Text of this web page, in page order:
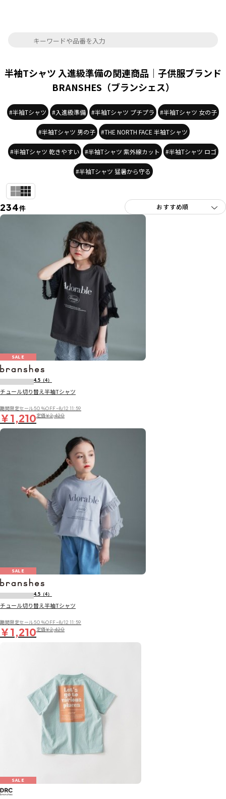
半袖Tシャツ 入進級準備の関連商品｜子供服ブランド
BRANSHES（ブランシェス）
#半袖Tシャツ #入進級準備 #半袖Tシャツ プチプラ #半袖Tシャツ 女の子
#半袖Tシャツ 男の子 #THE NORTH FACE 半袖Tシャツ
#半袖Tシャツ 乾きやすい #半袖Tシャツ 紫外線カット #半袖Tシャツ ロゴ
#半袖Tシャツ 猛暑から守る
234件
SALE
4.5 （4）
チュール切り替え半袖Tシャツ
期間限定セール50％OFF~8/12 11:59
￥1,210定価￥2,420
SALE
4.5 （4）
チュール切り替え半袖Tシャツ
期間限定セール50％OFF~8/12 11:59
￥1,210定価￥2,420
SALE